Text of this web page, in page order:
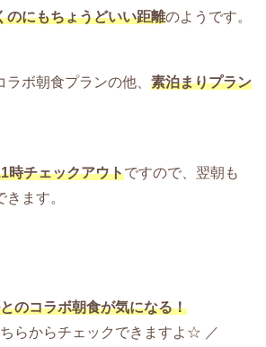
のにもちょうどいい距離のようです。
ラボ朝食プランの他、 素泊まりプラン
時チェックアウトですので、翌朝も
ます。
のコラボ朝食が気になる！
らからチェックできますよ☆ ／